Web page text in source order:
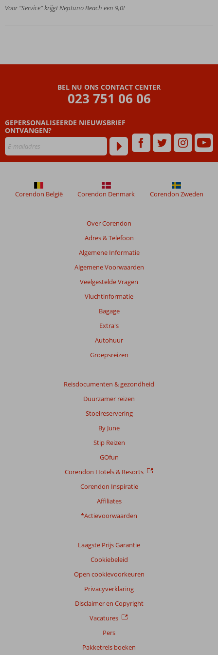
voor jong
Voor “Service” krijgt Neptuno Beach een 9,0!
BEL NU ONS CONTACT CENTER
023 751 06 06
GEPERSONALISEERDE NIEUWSBRIEF
ONTVANGEN?
Over Corendon
Adres & Telefoon
Algemene Informatie
Algemene Voorwaarden
Veelgestelde Vragen
Vluchtinformatie
Bagage
Extra's
Autohuur
Groepsreizen
Reisdocumenten & gezondheid
Duurzamer reizen
Stoelreservering
By June
Stip Reizen
GOfun
Corendon Hotels & Resorts
Corendon Inspiratie
Affiliates
*Actievoorwaarden
Laagste Prijs Garantie
Cookiebeleid
Open cookievoorkeuren
Privacyverklaring
Disclaimer en Copyright
Vacatures
Pers
Pakketreis boeken
Corendon België Corendon Denmark Corendon Zweden